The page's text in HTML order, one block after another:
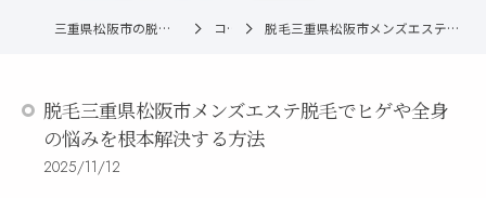
三重県松阪市の脱毛ならメンズ脱毛ZERO松阪店 コラム 脱毛三重県松阪市メンズエステ脱毛でヒゲや全身の悩みを根本解決する方法
脱毛三重県松阪市メンズエステ脱毛でヒゲや全身
の悩みを根本解決する方法
2025/11/12